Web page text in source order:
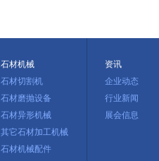
石材机械
石材切割机
石材磨抛设备
石材异形机械
其它石材加工机械
石材机械配件
资讯
企业动态
行业新闻
展会信息